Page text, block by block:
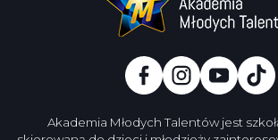
Akademia Młodych Talentów jest